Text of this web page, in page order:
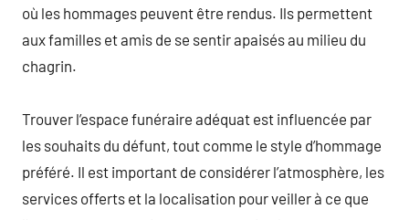
où les hommages peuvent être rendus. Ils permettent
aux familles et amis de se sentir apaisés au milieu du
chagrin.
Trouver l’espace funéraire adéquat est influencée par
les souhaits du défunt, tout comme le style d’hommage
préféré. Il est important de considérer l’atmosphère, les
services offerts et la localisation pour veiller à ce que